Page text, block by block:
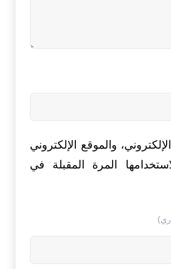
والموقع الإلكتروني
المرة المقبلة في